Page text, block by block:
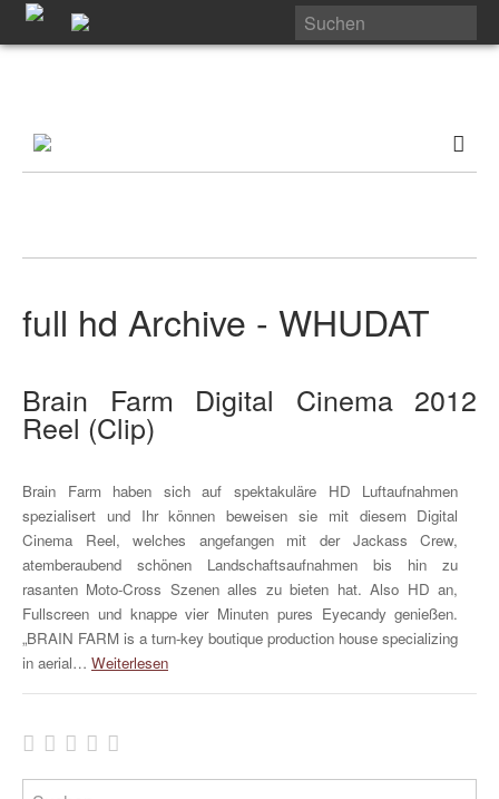
full hd Archive - WHUDAT
Brain Farm Digital Cinema 2012
Reel (Clip)
Brain Farm haben sich auf spektakuläre HD Luftaufnahmen
spezialisert und Ihr können beweisen sie mit diesem Digital
Cinema Reel, welches angefangen mit der Jackass Crew,
atemberaubend schönen Landschaftsaufnahmen bis hin zu
rasanten Moto-Cross Szenen alles zu bieten hat. Also HD an,
Fullscreen und knappe vier Minuten pures Eyecandy genießen.
„BRAIN FARM is a turn-key boutique production house specializing
in aerial… Weiterlesen